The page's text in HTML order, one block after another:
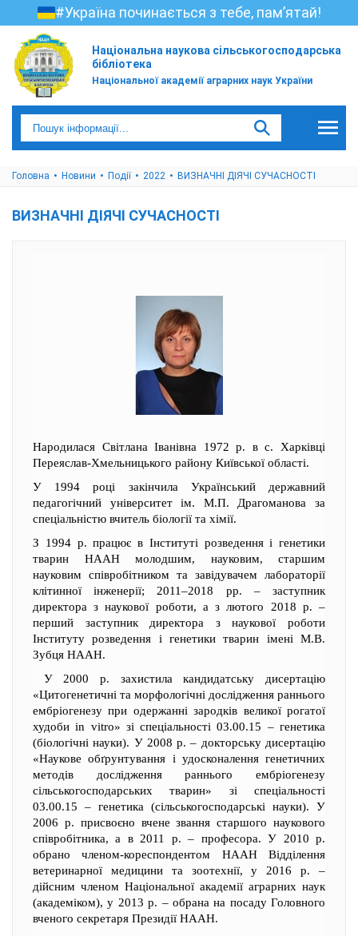
#Україна починається з тебе, пам’ятай!
Національна наукова сільськогосподарська
бібліотека
Національної академії аграрних наук України
Головна Новини Події 2022 ВИЗНАЧНІ ДІЯЧІ СУЧАСНОСТІ
ВИЗНАЧНІ ДІЯЧІ СУЧАСНОСТІ
Народилася Світлана Іванівна 1972 р. в с. Харківці
Переяслав-Хмельницького району Київської області.
У 1994 році закінчила Український державний
педагогічний університет ім. М.П. Драгоманова за
спеціальністю вчитель біології та хімії.
З 1994 р. працює в Інституті розведення і генетики
тварин НААН молодшим, науковим, старшим
науковим співробітником та завідувачем лабораторії
клітинної інженерії; 2011–2018 рр. – заступник
директора з наукової роботи, а з лютого 2018 р. –
перший заступник директора з наукової роботи
Інституту розведення і генетики тварин імені М.В.
Зубця НААН.
У 2000 р. захистила кандидатську дисертацію
«Цитогенетичні та морфологічні дослідження раннього
ембріогенезу при одержанні зародків великої рогатої
худоби in vitro» зі спеціальності 03.00.15 – генетика
(біологічні науки). У 2008 р. – докторську дисертацію
«Наукове обґрунтування і удосконалення генетичних
методів дослідження раннього ембріогенезу
сільськогосподарських тварин» зі спеціальності
03.00.15 – генетика (сільськогосподарські науки). У
2006 р. присвоєно вчене звання старшого наукового
співробітника, а в 2011 р. – професора. У 2010 р.
обрано членом-кореспондентом НААН Відділення
ветеринарної медицини та зоотехнії, у 2016 р. –
дійсним членом Національної академії аграрних наук
(академіком), у 2013 р. – обрана на посаду Головного
вченого секретаря Президії НААН.